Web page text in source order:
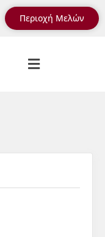
Περιοχή Μελών